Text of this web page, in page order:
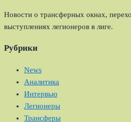
Новости о трансферных окнах,
выступлениях легионеров в лиге.
Рубрики
News
Аналитика
Интервью
Легионеры
Трансферы